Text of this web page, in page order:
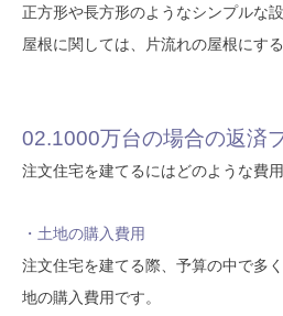
正方形や長方形のようなシンプルな設
屋根に関しては、片流れの屋根にす
02.1000万台の場合の返済
注文住宅を建てるにはどのような費
・土地の購入費用
注文住宅を建てる際、予算の中で多
地の購入費用です。